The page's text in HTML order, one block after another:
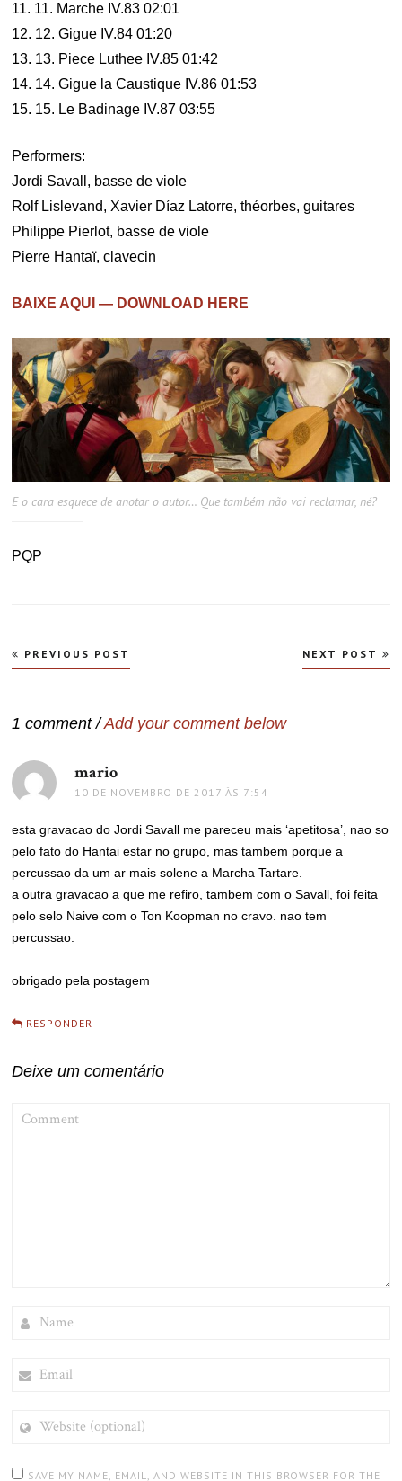
11. 11. Marche IV.83 02:01
12. 12. Gigue IV.84 01:20
13. 13. Piece Luthee IV.85 01:42
14. 14. Gigue la Caustique IV.86 01:53
15. 15. Le Badinage IV.87 03:55
Performers:
Jordi Savall, basse de viole
Rolf Lislevand, Xavier Díaz Latorre, théorbes, guitares
Philippe Pierlot, basse de viole
Pierre Hantaï, clavecin
BAIXE AQUI — DOWNLOAD HERE
E o cara esquece de anotar o autor… Que também não vai reclamar, né?
PQP
Navegação
de
PREVIOUS POST NEXT POST
1 comment /Add your comment below
mario
10 DE NOVEMBRO DE 2017 ÀS 7:54
esta gravacao do Jordi Savall me pareceu mais ‘apetitosa’, nao so
pelo fato do Hantai estar no grupo, mas tambem porque a
percussao da um ar mais solene a Marcha Tartare.
a outra gravacao a que me refiro, tambem com o Savall, foi feita
pelo selo Naive com o Ton Koopman no cravo. nao tem
percussao.
obrigado pela postagem
RESPONDER
Deixe um comentário
(OPTIONAL)
SAVE MY NAME, EMAIL, AND WEBSITE IN THIS BROWSER FOR THE